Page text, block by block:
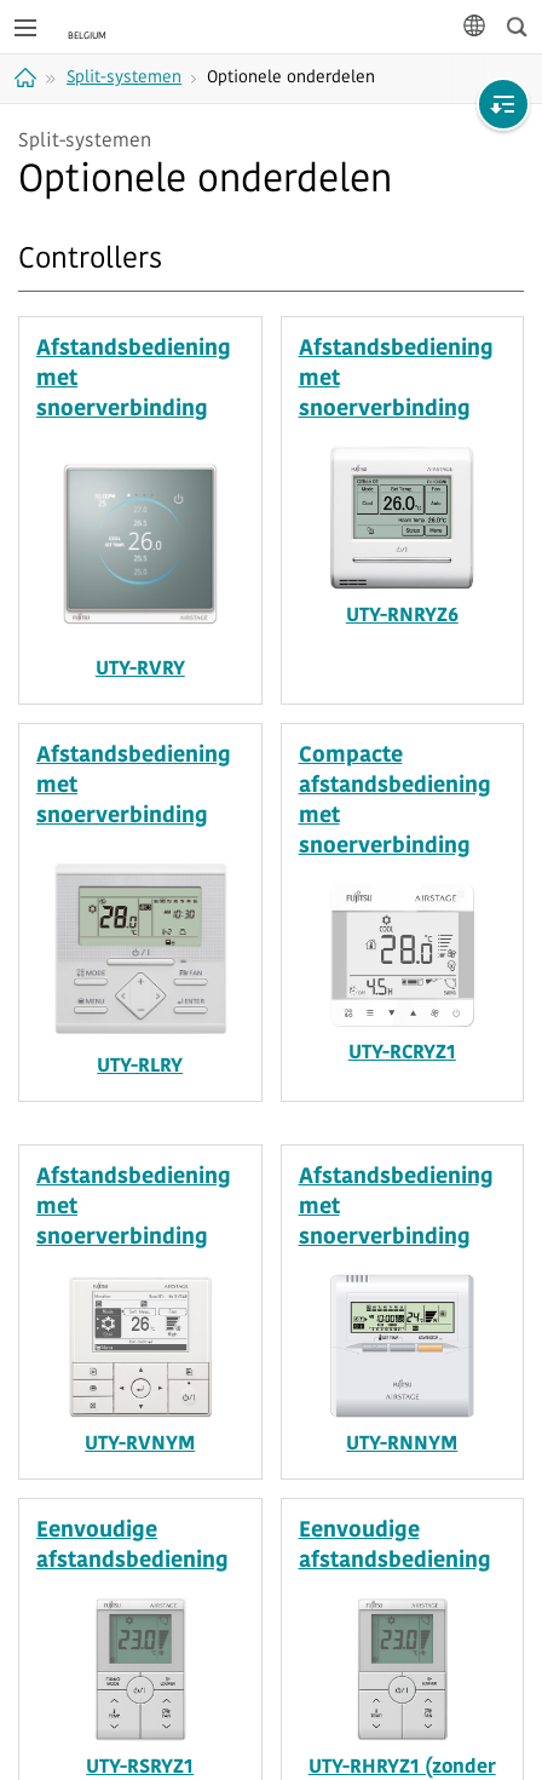
Split-systemen Optionele onderdelen
Split-systemen
Optionele onderdelen
Controllers
Afstandsbediening
met
snoerverbinding
UTY-RVRY
Afstandsbediening
met
snoerverbinding
UTY-RNRYZ6
Afstandsbediening
met
snoerverbinding
UTY-RLRY
Compacte
afstandsbediening
met
snoerverbinding
UTY-RCRYZ1
Afstandsbediening
met
snoerverbinding
UTY-RVNYM
Afstandsbediening
met
snoerverbinding
UTY-RNNYM
Eenvoudige
afstandsbediening
UTY-RSRYZ1
Eenvoudige
afstandsbediening
UTY-RHRYZ1 (zonder